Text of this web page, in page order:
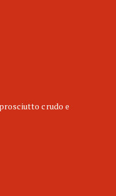
crudo e